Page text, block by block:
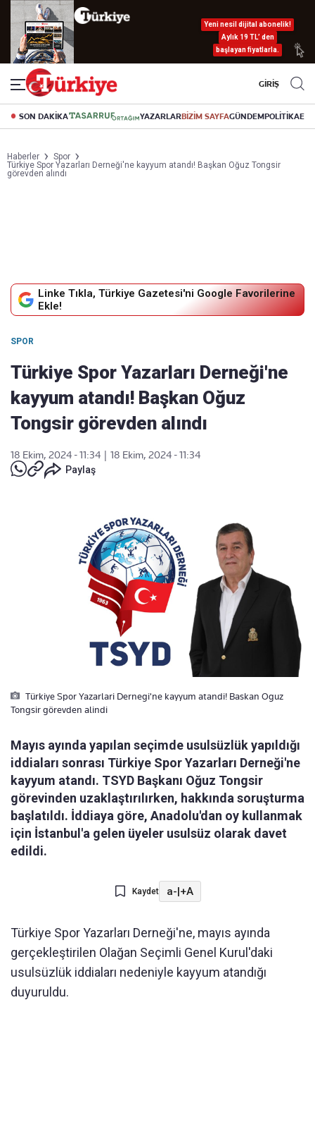
Yeni nesil dijital abonelik!
Aylık 19 TL’ den
başlayan fiyatlarla.
GİRİŞ
SON DAKİKA YAZARLARBİZİM SAYFAGÜNDEMPOLİTİKA
Haberler
Spor
Türkiye Spor Yazarları Derneği'ne kayyum atandı! Başkan Oğuz Tongsir
görevden alındı
Linke Tıkla, Türkiye Gazetesi'ni Google Favorilerine
Ekle!
SPOR
Türkiye Spor Yazarları Derneği'ne
kayyum atandı! Başkan Oğuz
Tongsir görevden alındı
18 Ekim, 2024 - 11:34
18 Ekim, 2024 - 11:34
Paylaş
Türkiye Spor Yazarlari Dernegi'ne kayyum atandi! Baskan Oguz
Tongsir görevden alindi
Mayıs ayında yapılan seçimde usulsüzlük yapıldığı
iddiaları sonrası Türkiye Spor Yazarları Derneği'ne
kayyum atandı. TSYD Başkanı Oğuz Tongsir
görevinden uzaklaştırılırken, hakkında soruşturma
başlatıldı. İddiaya göre, Anadolu'dan oy kullanmak
için İstanbul'a gelen üyeler usulsüz olarak davet
edildi.
Kaydet a-|+A
Türkiye Spor Yazarları Derneği'ne, mayıs ayında
gerçekleştirilen Olağan Seçimli Genel Kurul'daki
usulsüzlük iddiaları nedeniyle kayyum atandığı
duyuruldu.